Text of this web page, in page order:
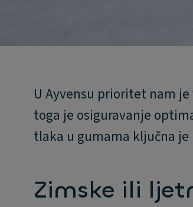
U Ayvensu prioritet nam
toga je osiguravanje
tlaka u gumama ključna
Zimske ili